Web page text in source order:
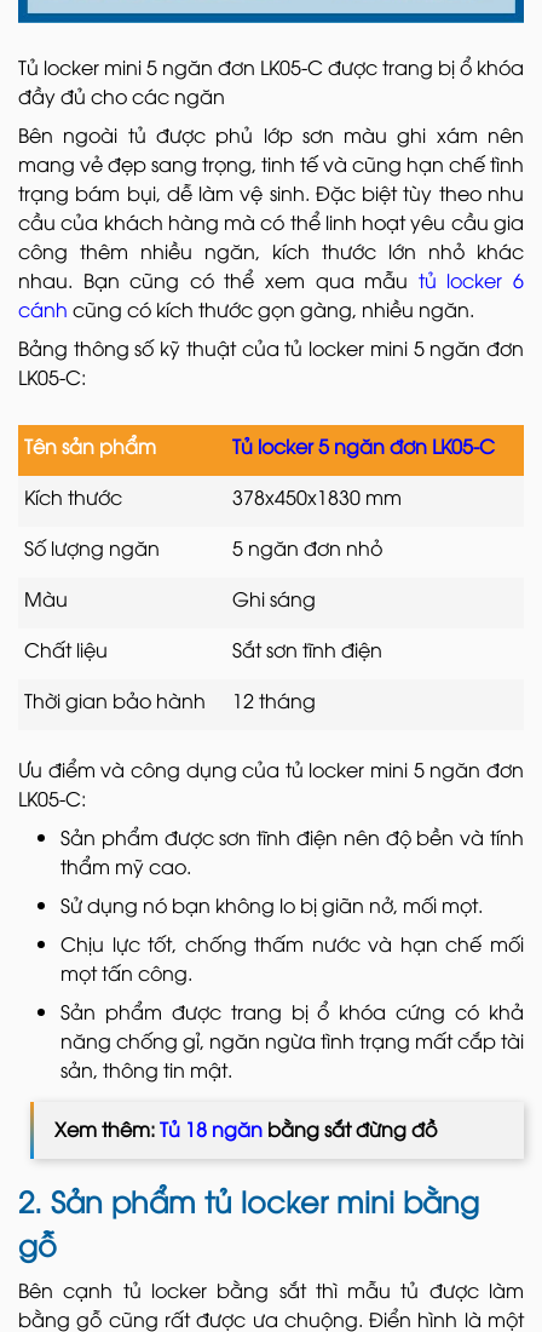
Tủ locker mini 5 ngăn đơn LK05-C được trang bị ổ khóa
đầy đủ cho các ngăn
Bên ngoài tủ được phủ lớp sơn màu ghi xám nên
mang vẻ đẹp sang trọng, tinh tế và cũng hạn chế tình
trạng bám bụi, dễ làm vệ sinh. Đặc biệt tùy theo nhu
cầu của khách hàng mà có thể linh hoạt yêu cầu gia
công thêm nhiều ngăn, kích thước lớn nhỏ khác
nhau. Bạn cũng có thể xem qua mẫu tủ locker 6
cánh cũng có kích thước gọn gàng, nhiều ngăn.
Bảng thông số kỹ thuật của tủ locker mini 5 ngăn đơn
LK05-C:
Tên sản phẩm
Tủ locker 5 ngăn đơn LK05-C
Kích thước
378x450x1830 mm
Số lượng ngăn
5 ngăn đơn nhỏ
Màu
Ghi sáng
Chất liệu
Sắt sơn tĩnh điện
Thời gian bảo hành
12 tháng
Ưu điểm và công dụng của tủ locker mini 5 ngăn đơn
LK05-C:
Sản phẩm được sơn tĩnh điện nên độ bền và tính
thẩm mỹ cao.
Sử dụng nó bạn không lo bị giãn nở, mối mọt.
Chịu lực tốt, chống thấm nước và hạn chế mối
mọt tấn công.
Sản phẩm được trang bị ổ khóa cứng có khả
năng chống gỉ, ngăn ngừa tình trạng mất cắp tài
sản, thông tin mật.
Xem thêm:Tủ 18 ngăn bằng sắt đừng đồ
2. Sản phẩm tủ locker mini bằng
gỗ
Bên cạnh tủ locker bằng sắt thì mẫu tủ được làm
bằng gỗ cũng rất được ưa chuộng. Điển hình là một